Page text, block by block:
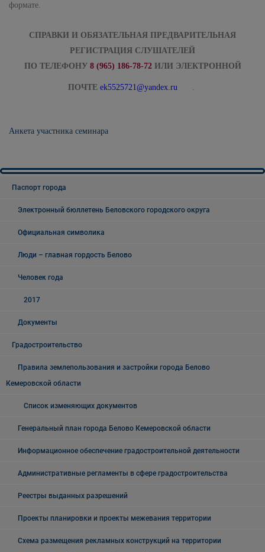
формате.
СПРАВКИ И ОБЯЗАТЕЛЬНАЯ ПРЕДВАРИТЕЛЬНАЯ
РЕГИСТРАЦИЯ СЛУШАТЕЛЕЙ
ПО ТЕЛЕФОНУ8 (965) 186-78-72 ИЛИ ЭЛЕКТРОННОЙ
ПОЧТЕ ek5525721@yandex.ru .
Анкета участника семинара
Паспорт города
Электронный бюллетень Беловского городского округа
Официальная символика
Люди – главная гордость Белово
Человек года
2017
Документы
Градостроительство
Правила землепользования и застройки города Белово
Кемеровской области
Список изменяющих документов
Генеральный план города Белово Кемеровской области
Информационное обеспечение градостроительной деятельности
Административные регламенты в сфере градостроительства
Реестры выданных разрешений
Проекты планировки и проекты межевания территории
Схема размещения рекламных конструкций на территории